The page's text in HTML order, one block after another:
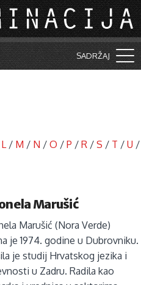
SADRŽAJ
L / M / N / O / P / R / S / T / U /
Marušić
Marušić (Nora Verde)
je 1974. godine u Dubrovniku.
je studij Hrvatskog jezika i
u Zadru. Radila kao